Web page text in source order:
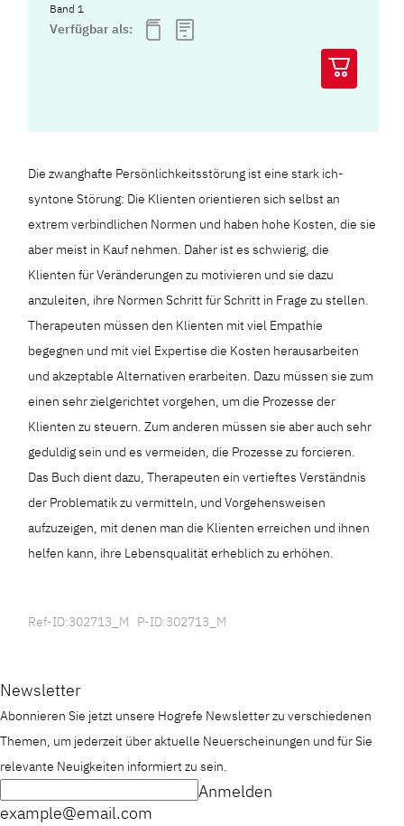
Band 1
Verfügbar als:
Die zwanghafte Persönlichkeitsstörung ist eine stark ich-
syntone Störung: Die Klienten orientieren sich selbst an
extrem verbindlichen Normen und haben hohe Kosten, die sie
aber meist in Kauf nehmen. Daher ist es schwierig, die
Klienten für Veränderungen zu motivieren und sie dazu
anzuleiten, ihre Normen Schritt für Schritt in Frage zu stellen.
Therapeuten müssen den Klienten mit viel Empathie
begegnen und mit viel Expertise die Kosten herausarbeiten
und akzeptable Alternativen erarbeiten. Dazu müssen sie zum
einen sehr zielgerichtet vorgehen, um die Prozesse der
Klienten zu steuern. Zum anderen müssen sie aber auch sehr
geduldig sein und es vermeiden, die Prozesse zu forcieren.
Das Buch dient dazu, Therapeuten ein vertieftes Verständnis
der Problematik zu vermitteln, und Vorgehensweisen
aufzuzeigen, mit denen man die Klienten erreichen und ihnen
helfen kann, ihre Lebensqualität erheblich zu erhöhen.
Ref-ID:302713_M P-ID:302713_M
Newsletter
Abonnieren Sie jetzt unsere Hogrefe Newsletter zu verschiedenen
Themen, um jederzeit über aktuelle Neuerscheinungen und für Sie
relevante Neuigkeiten informiert zu sein.
example@email.com
Anmelden